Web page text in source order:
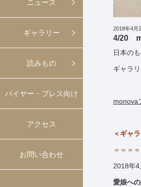
ニュース
ギャラリー
読みもの
バイヤー・プレス向け
アクセス
お問い合わせ
2018年4月
4/20
日本の
ギャラ
monova
＜ギャ
＝＝＝
2018年4
愛娘へ